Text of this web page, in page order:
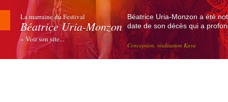
La marraine du Festival
Béatrice Uria-Monzon
» Voir son site...
Béatrice Uria-Monzon a été
date de son décès qui a
Conception, réalisation Kaya